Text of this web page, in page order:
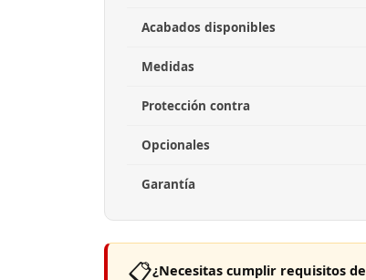
Acabados disponibles
Medidas
Protección contra
Opcionales
Garantía
📋¿Necesitas cumplir requisitos